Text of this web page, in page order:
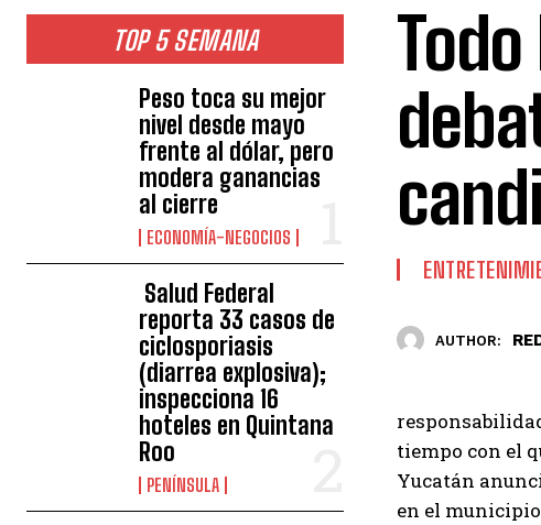
TOP 5 SEMANA
Peso toca su mejor
nivel desde mayo
frente al dólar, pero
modera ganancias
al cierre
ECONOMÍA-NEGOCIOS
Salud Federal
reporta 33 casos de
ciclosporiasis
(diarrea explosiva);
inspecciona 16
hoteles en Quintana
Roo
PENÍNSULA
AUTHOR:
tiempo con el
Yucatán
en el